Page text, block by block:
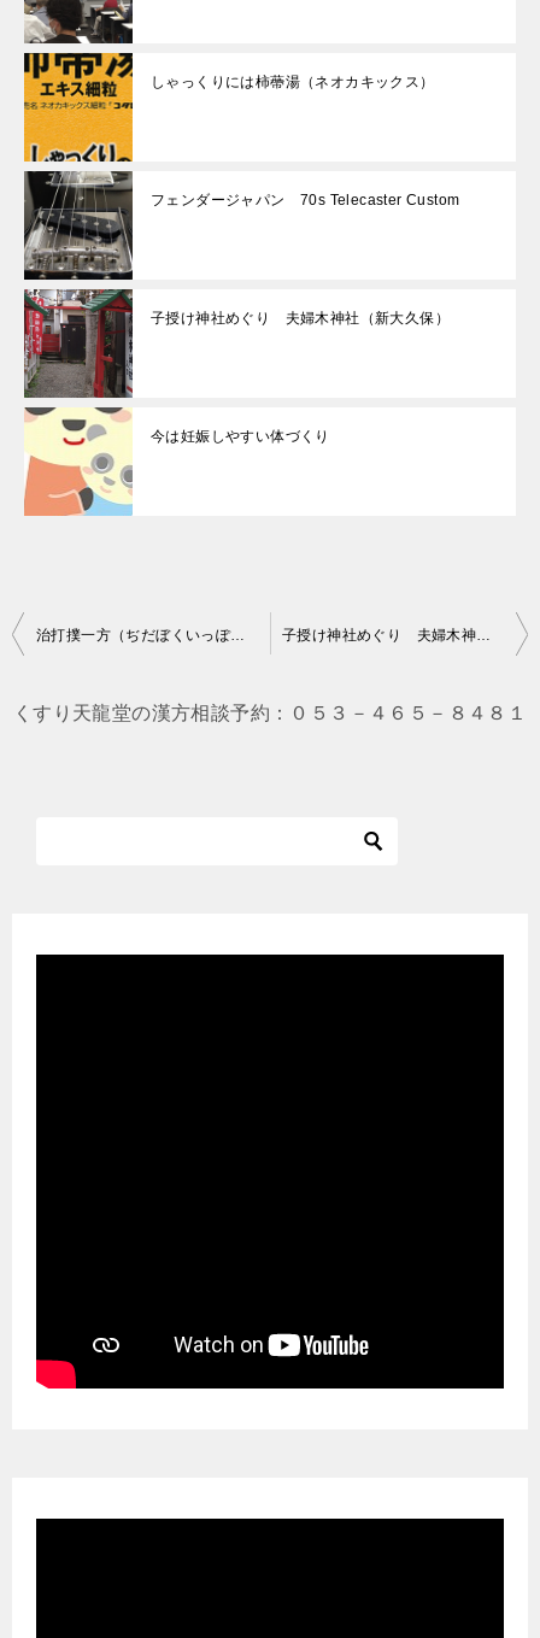
しゃっくりには柿蔕湯（ネオカキックス）
フェンダージャパン 70s Telecaster Custom
子授け神社めぐり 夫婦木神社（新大久保）
今は妊娠しやすい体づくり
投
ナ
治打撲一方（ぢだぼくいっぽう） 子授け神社めぐり 夫婦木神社（新大久保）
くすり天龍堂の漢方相談予約：０５３－４６５－８４８１